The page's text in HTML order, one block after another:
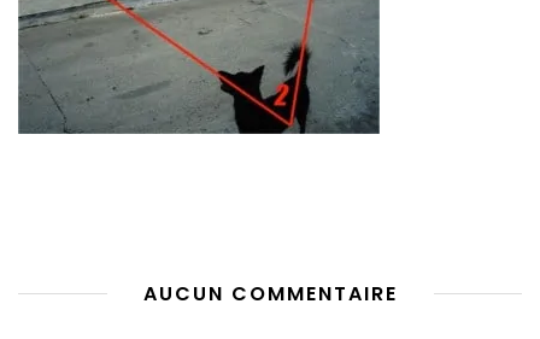
AUCUN COMMENTAIRE